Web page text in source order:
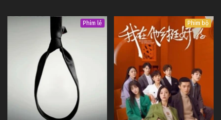
Phim lẻ Phim bộ